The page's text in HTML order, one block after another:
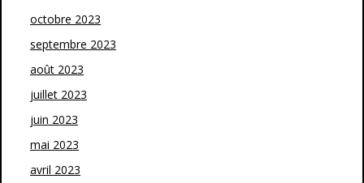
octobre 2023
septembre 2023
août 2023
juillet 2023
juin 2023
mai 2023
avril 2023